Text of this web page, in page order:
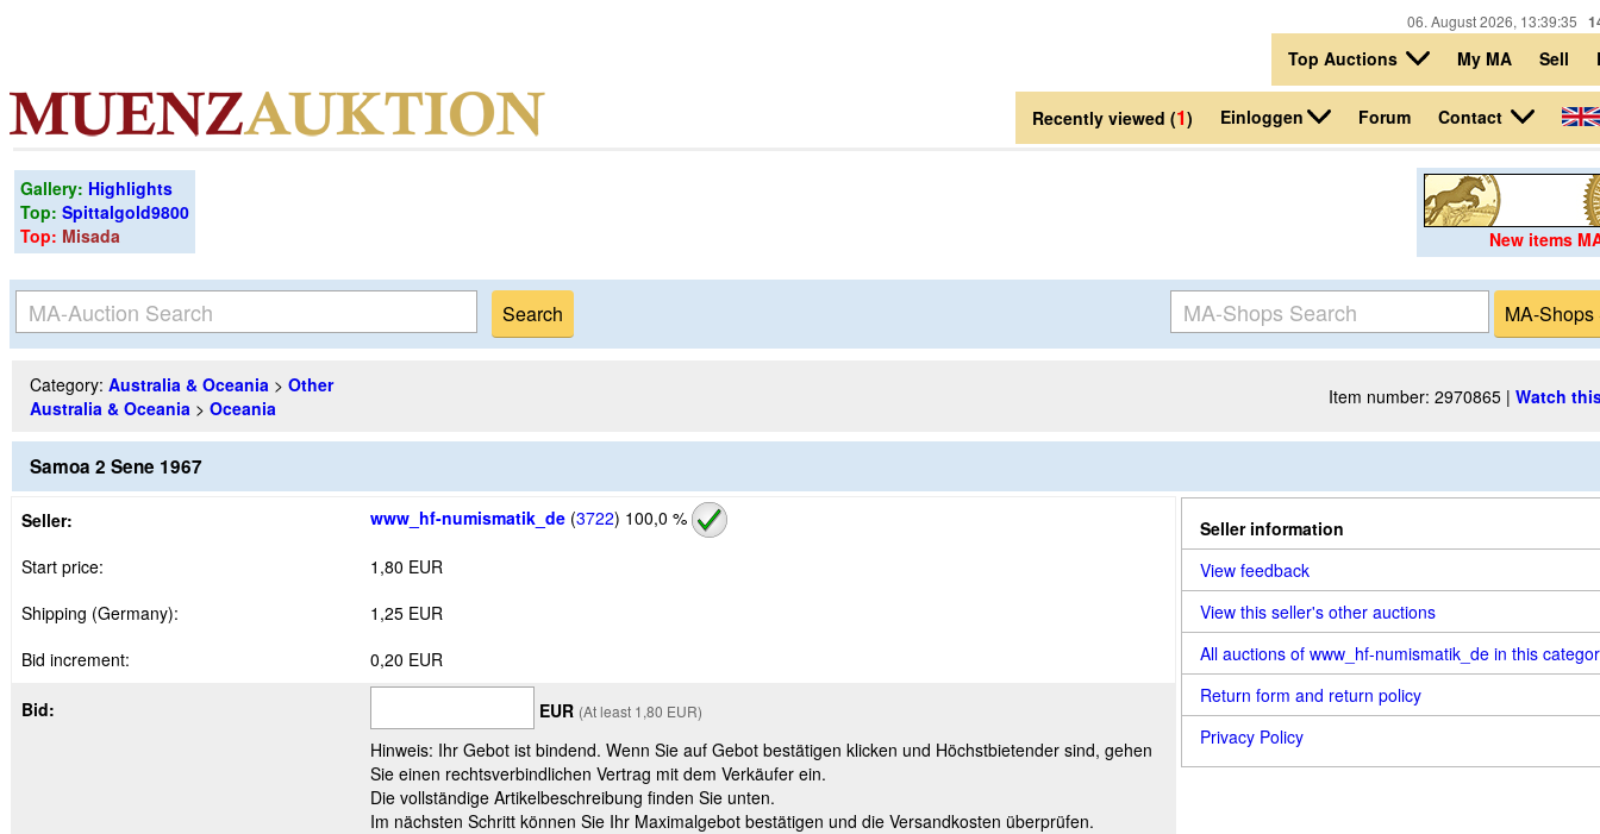
06. August 2026, 13:39:35
Top Auctions My MA Sell
Recently viewed (1) Einloggen Forum Contact
Gallery: Highlights
Top: Spittalgold9800
Top: Misada New items
Category: Australia & Oceania > Other
Australia & Oceania > Oceania Item number: 2970865 | Watch
Samoa 2 Sene 1967
Seller: www_hf-numismatik_de (3722) 100,0 %
Start price:
1,80 EUR
Shipping (Germany):
1,25 EUR
Bid increment:
0,20 EUR
Bid: EUR (At least 1,80 EUR)
Hinweis: Ihr Gebot ist bindend. Wenn Sie auf Gebot bestätigen klicken und Höchstbietender sind, gehen
Sie einen rechtsverbindlichen Vertrag mit dem Verkäufer ein.
Die vollständige Artikelbeschreibung finden Sie unten.
Im nächsten Schritt können Sie Ihr Maximalgebot bestätigen und die Versandkosten überprüfen.
Seller information
View feedback
View this seller's other auctions
All auctions of www_hf-numismatik_de in this
Return form and return policy
Privacy Policy